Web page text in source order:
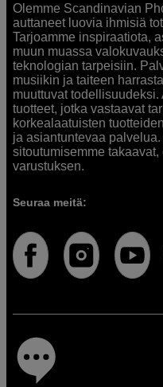
Olemme Scandinavian
auttaneet luovia ihmisiä
Tarjoamme inspiraatiota,
muun muassa
teknologian tarpeisiin.
musiikin ja taiteen
muuttuvat
tuotteet, jotka vastaavat
korkealaatuisten
ja asiantuntevaa
sitoutumisemme
varustuksen.
Seuraa meitä: